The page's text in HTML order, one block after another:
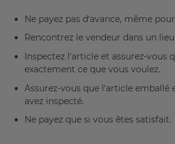
Ne payez pas d’avance, même
Rencontrez le vendeur dans un
Inspectez l’article et assurez-vous
exactement ce que vous voulez.
Assurez-vous que l’article emballé
avez inspecté.
Ne payez que si vous êtes satisfait.